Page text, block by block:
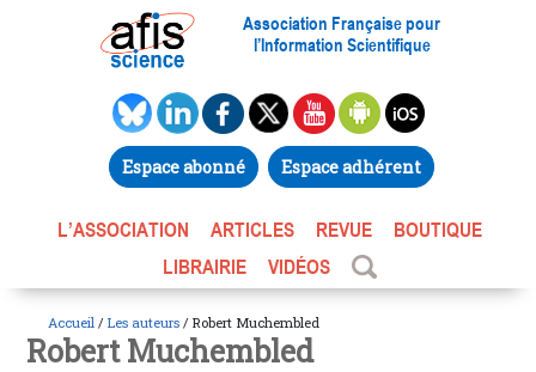
Association Française pour
l’Information Scientifique
Espace abonné Espace adhérent
L’ASSOCIATION ARTICLES REVUE
BOUTIQUE
LIBRAIRIE
VIDÉOS
Accueil / Les auteurs / Robert Muchembled
Robert Muchembled